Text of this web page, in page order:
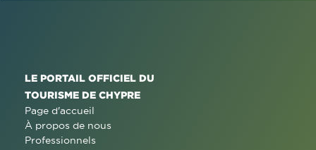
LE PORTAIL OFFICIEL DU
TOURISME DE CHYPRE
Page d'accueil
À propos de nous
Professionnels